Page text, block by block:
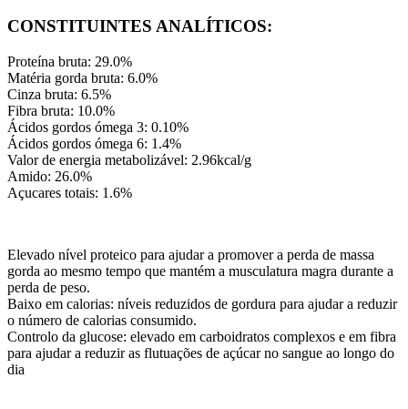
CONSTITUINTES ANALÍTICOS:
Proteína bruta: 29.0%
Matéria gorda bruta: 6.0%
Cinza bruta: 6.5%
Fibra bruta: 10.0%
Ácidos gordos ómega 3: 0.10%
Ácidos gordos ómega 6: 1.4%
Valor de energia metabolizável: 2.96kcal/g
Amido: 26.0%
Açucares totais: 1.6%
Elevado nível proteico para ajudar a promover a perda de massa
gorda ao mesmo tempo que mantém a musculatura magra durante a
perda de peso.
Baixo em calorias: níveis reduzidos de gordura para ajudar a reduzir
o número de calorias consumido.
Controlo da glucose: elevado em carboidratos complexos e em fibra
para ajudar a reduzir as flutuações de açúcar no sangue ao longo do
dia